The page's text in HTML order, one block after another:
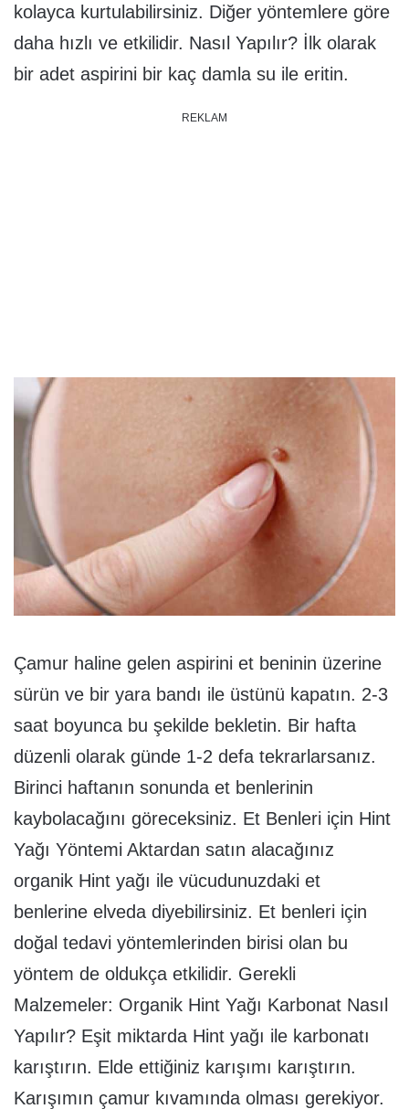
kolayca kurtulabilirsiniz. Diğer yöntemlere göre
daha hızlı ve etkilidir. Nasıl Yapılır? İlk olarak
bir adet aspirini bir kaç damla su ile eritin.
REKLAM
Çamur haline gelen aspirini et beninin üzerine
sürün ve bir yara bandı ile üstünü kapatın. 2-3
saat boyunca bu şekilde bekletin. Bir hafta
düzenli olarak günde 1-2 defa tekrarlarsanız.
Birinci haftanın sonunda et benlerinin
kaybolacağını göreceksiniz. Et Benleri için Hint
Yağı Yöntemi Aktardan satın alacağınız
organik Hint yağı ile vücudunuzdaki et
benlerine elveda diyebilirsiniz. Et benleri için
doğal tedavi yöntemlerinden birisi olan bu
yöntem de oldukça etkilidir. Gerekli
Malzemeler: Organik Hint Yağı Karbonat Nasıl
Yapılır? Eşit miktarda Hint yağı ile karbonatı
karıştırın. Elde ettiğiniz karışımı karıştırın.
Karışımın çamur kıvamında olması gerekiyor.